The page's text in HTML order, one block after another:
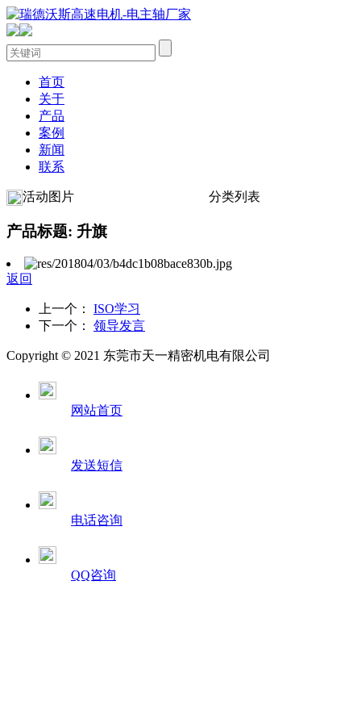
首页
关于
产品
案例
新闻
联系
活动图片 分类列表
产品标题: 升旗
返回
上一个： ISO学习
下一个： 领导发言
Copyright © 2021 东莞市天一精密机电有限公司
网站首页
发送短信
电话咨询
QQ咨询